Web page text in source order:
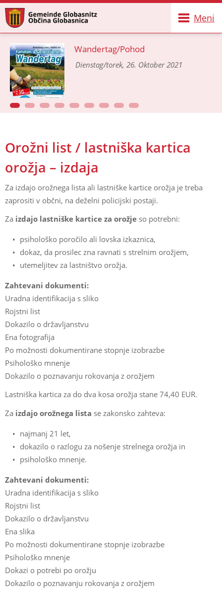
Meni
Wandertag/Pohod
Dienstag/torek, 26. Oktober 2021
Orožni list / lastniška kartica
orožja – izdaja
Za izdajo orožnega lista ali lastniške kartice orožja je treba
zaprositi v občni, na deželni policijski postaji.
Za izdajo lastniške kartice za orožje so potrebni:
psihološko poročilo ali lovska izkaznica,
dokaz, da prosilec zna ravnati s strelnim orožjem,
utemeljitev za lastništvo orožja.
Zahtevani dokumenti:
Uradna identifikacija s sliko
Rojstni list
Dokazilo o državljanstvu
Ena fotografija
Po možnosti dokumentirane stopnje izobrazbe
Psihološko mnenje
Dokazilo o poznavanju rokovanja z orožjem
Lastniška kartica za do dva kosa orožja stane 74,40 EUR.
Za izdajo orožnega lista se zakonsko zahteva:
najmanj 21 let,
dokazilo o razlogu za nošenje strelnega orožja in
psihološko mnenje.
Zahtevani dokumenti:
Uradna identifikacija s sliko
Rojstni list
Dokazilo o državljanstvu
Ena slika
Po možnosti dokumentirane stopnje izobrazbe
Psihološko mnenje
Dokazi o potrebi po orožju
Dokazilo o poznavanju rokovanja z orožjem